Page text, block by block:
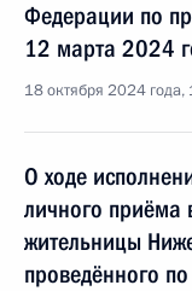
Федерации по
12 марта 2024
18 октября 2024
О ходе
личного приёма
жительницы
проведённого